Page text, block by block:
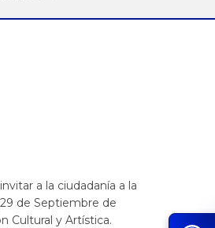
a la ciudadanía a la
de Septiembre de
Cultural y Artística.